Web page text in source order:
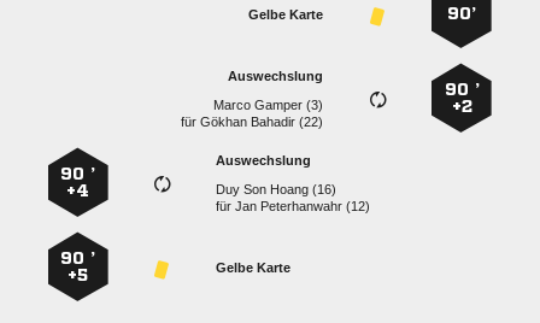
90’
Gelbe Karte
90 ’
+2
Auswechslung
  
für  
Auswechslung
   
für  
90 ’
+4
Gelbe Karte
90 ’
+5